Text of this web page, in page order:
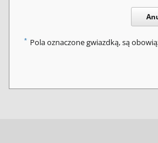
* Pola oznaczone gwiazdką, są